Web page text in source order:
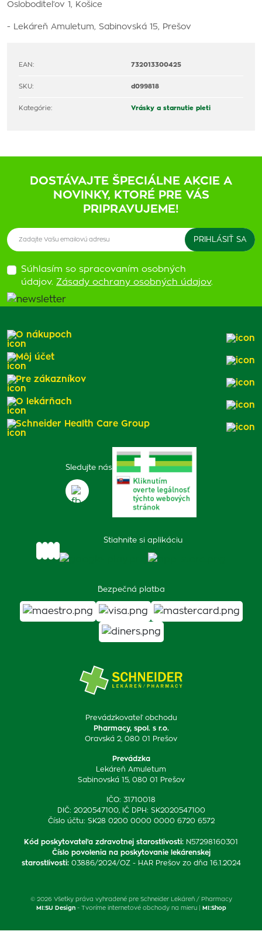
Osloboditeľov 1, Košice
- Lekáreň Amuletum, Sabinovská 15, Prešov
EAN: 732013300425
SKU: d099818
Kategórie: Vrásky a starnutie pleti
DOSTÁVAJTE ŠPECIÁLNE AKCIE A
NOVINKY, KTORÉ PRE VÁS
PRIPRAVUJEME!
Súhlasím so spracovaním osobných
údajov. Zásady ochrany osobných údajov.
Prevádzkovateľ obchodu
Pharmacy, spol. s r.o.
Oravská 2, 080 01 Prešov
Prevádzka
Lekáreň Amuletum
Sabinovská 15, 080 01 Prešov
IČO: 31710018
DIČ: 2020547100, IČ DPH: SK2020547100
Číslo účtu: SK28 0200 0000 0000 6720 6572
Kód poskytovateľa zdravotnej starostlivosti: N57298160301
Číslo povolenia na poskytovanie lekárenskej
starostlivosti: 03886/2024/OZ - HAR Prešov zo dňa 16.1.2024
Sledujte nás
Stiahnite si aplikáciu
Bezpečná platba
O nákupoch
Môj účet
Pre zákazníkov
O lekárňach
Schneider Health Care Group
© 2026 Všetky práva vyhradené pre Schneider Lekáreň / Pharmacy
MI:SU Design- Tvoríme internetové obchody na mieru | MI:Shop